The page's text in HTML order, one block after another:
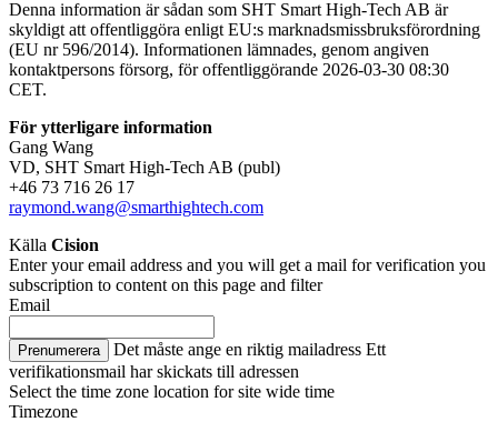
Denna information är sådan som SHT Smart High-Tech AB är
skyldigt att offentliggöra enligt EU:s marknadsmissbruksförordning
(EU nr 596/2014). Informationen lämnades, genom angiven
kontaktpersons försorg, för offentliggörande 2026-03-30 08:30
CET.
För ytterligare information
Gang Wang
VD, SHT Smart High-Tech AB (publ)
+46 73 716 26 17
raymond.wang@smarthightech.com
Källa Cision
Enter your email address and you will get a mail for verification you
subscription to content on this page and filter
Email
Prenumerera Det måste ange en riktig mailadress Ett
verifikationsmail har skickats till adressen
Select the time zone location for site wide time
Timezone